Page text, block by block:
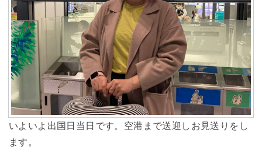
いよいよ出国日当日です。空港まで送迎しお見送りをし
ます。